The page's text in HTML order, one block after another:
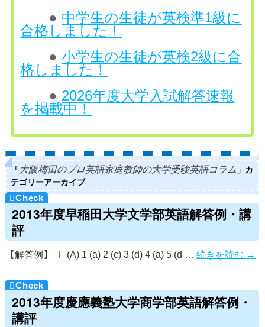
● 中学生の生徒が英検準1級に
合格しました！
●小学生の生徒が英検2級に合
格しました！
● 2026年度大学入試解答速報
を掲載中！
「大阪梅田のプロ英語家庭教師の大学受験英語コラム 」カ
テゴリーアーカイブ
2013年度早稲田大学文学部英語解答例・講
評
【解答例】 Ⅰ (A) 1 (a) 2 (c) 3 (d) 4 (a) 5 (d …続きを読む →
2013年度慶應義塾大学商学部英語解答例・
講評